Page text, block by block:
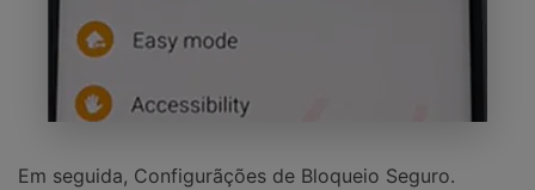
Em seguida, Configurãções de Bloqueio Seguro.